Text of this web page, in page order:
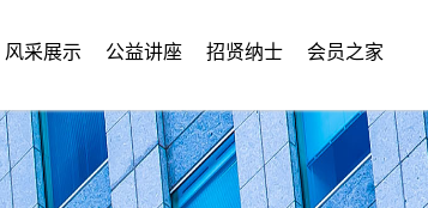
风采展示 公益讲座 招贤纳士 会员之家